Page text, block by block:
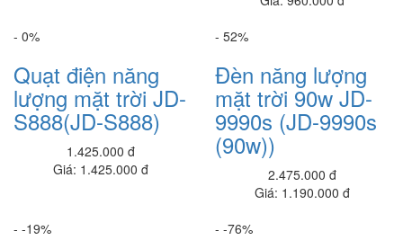
Laptop Dell Latitude E5540 - Intel Core i5 -4300 .( TH4)- 4G-
7.950.000 đ
Laptop Dell Latitude E5430 - Intel Core i5 - 2520M .( TH2)(đồ họa ) -
4G- SSD120G- 14'
5.900.000 đ4,500,000 đ
Ổ cứng SSD M2 128GB XSTAR
450,000 đ
360,000 đ
- 0%
Quạt điện năng
lượng mặt trời JD-
S888(JD-S888)
1.425.000 đ
Giá: 1.425.000 đ
- 52%
Đèn năng lượng
mặt trời 90w JD-
9990s (JD-9990s
(90w))
2.475.000 đ
Giá: 1.190.000 đ
- -19%
- -76%